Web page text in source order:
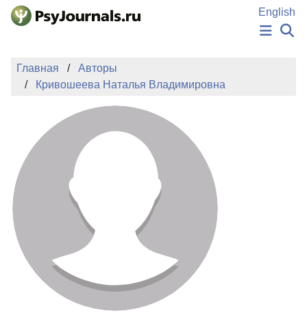
Перейти к основному содержанию
English
ИЗДАНИЯ
АВТОРЫ
ПОДАТЬ РУКОПИСЬ
БАЗА ЗНАНИЙ
КЛЮЧЕВЫЕ СЛОВА
Регистрация
Главная
Авторы
Кривошеева Наталья Владимировна